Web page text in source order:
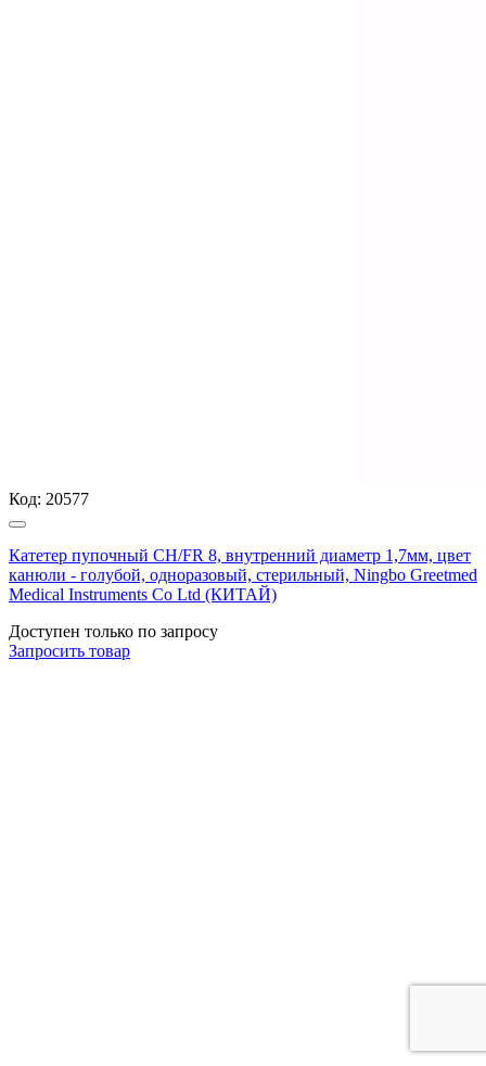
Код: 20577
Катетер пупочный CH/FR 8, внутренний диаметр 1,7мм, цвет
канюли - голубой, одноразовый, стерильный, Ningbo Greetmed
Medical Instruments Co Ltd (КИТАЙ)
Доступен только по запросу
Запросить товар